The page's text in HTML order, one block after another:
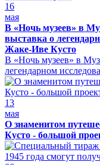
16
мая
В «Ночь музеев» в
выставка о
Жаке-Иве Кусто
В «Ночь музеев» в
легендарном
13
мая
О знаменитом
Кусто - большой